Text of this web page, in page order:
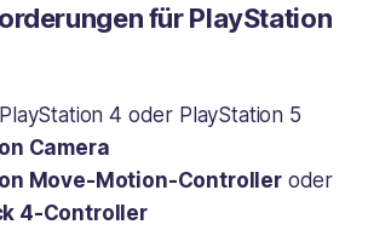
für PlayStation
4 oder PlayStation 5
Camera
Move-Motion-Controlleroder
4-Controller